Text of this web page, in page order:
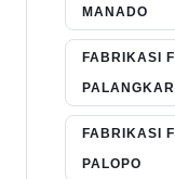
MANADO
FABRIKASI
FABRIKASI
PALOPO